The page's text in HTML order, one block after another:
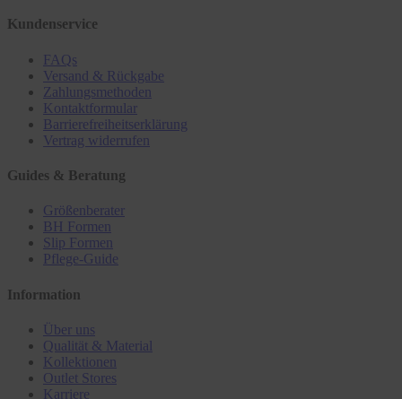
Kundenservice
FAQs
Versand & Rückgabe
Zahlungsmethoden
Kontaktformular
Barrierefreiheitserklärung
Vertrag widerrufen
Guides & Beratung
Größenberater
BH Formen
Slip Formen
Pflege-Guide
Information
Über uns
Qualität & Material
Kollektionen
Outlet Stores
Karriere